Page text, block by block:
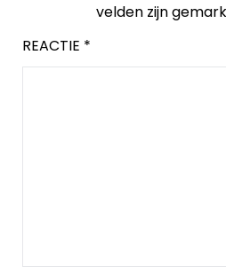
velden zijn
REACTIE *